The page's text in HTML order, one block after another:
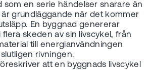
som en serie händelser snarare än
grundläggande när det kommer
En byggnad genererar
flera skeden av sin livscykel, från
till energianvändningen
rivningen.
att en byggnads livscykel